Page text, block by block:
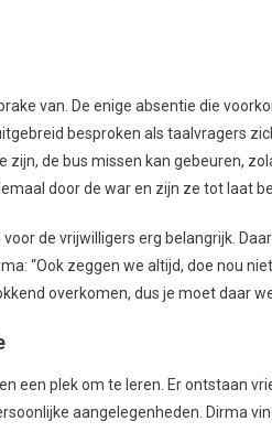
van. De enige absentie die
besproken als taalvragers
zijn, de bus missen kan gebeuren,
door de war en zijn ze tot laat
de vrijwilligers erg belangrijk.
“Ook zeggen we altijd, doe nou
overkomen, dus je moet daar
een plek om te leren. Er ontstaan
aangelegenheden. Dirma